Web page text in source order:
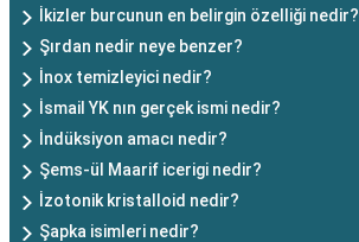
İkizler burcunun en belirgin özelliği nedir?
Şırdan nedir neye benzer?
İnox temizleyici nedir?
İsmail YK nın gerçek ismi nedir?
İndüksiyon amacı nedir?
Şems-ül Maarif icerigi nedir?
İzotonik kristalloid nedir?
Şapka isimleri nedir?